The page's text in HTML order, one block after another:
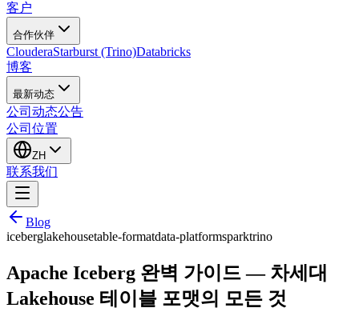
客户
合作伙伴
ClouderaStarburst (Trino)Databricks
博客
最新动态
公司动态公告
公司位置
ZH
联系我们
Blog
iceberglakehousetable-formatdata-platformsparktrino
Apache Iceberg 완벽 가이드 — 차세대
Lakehouse 테이블 포맷의 모든 것